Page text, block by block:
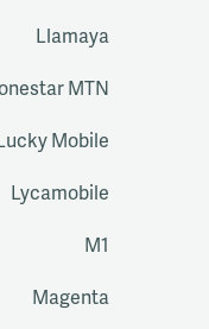
Llamaya
MTN
Mobile
Lycamobile
M1
Magenta